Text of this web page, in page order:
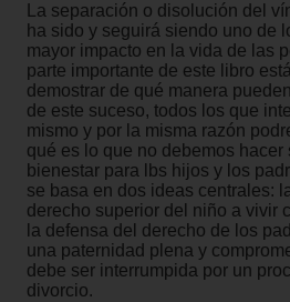
La separación o disolución del
ha sido y seguirá siendo uno de
mayor impacto en la vida de las
parte importante de este libro
demostrar de qué manera
de este suceso, todos los que
mismo y por la misma razón
qué es lo que no debemos hacer
bienestar para lbs hijos y los
se basa en dos ideas centrales:
derecho superior del niño a vivir
la defensa del derecho de los
una paternidad plena y
debe ser interrumpida por un
divorcio.